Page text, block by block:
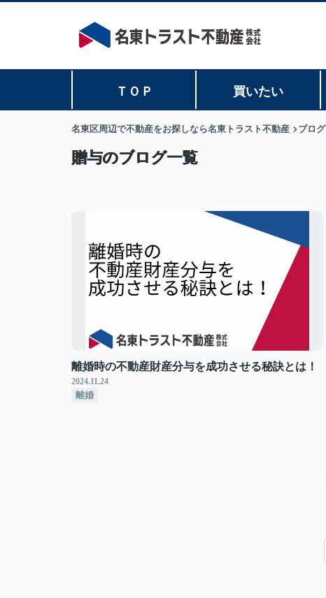
ＴＯＰ 買いたい
名東区周辺で不動産をお探しなら名東トラスト不動産 ブログ
贈与のブログ一覧
離婚時の不動産財産分与を成功させる秘訣とは！
2024.11.24
離婚